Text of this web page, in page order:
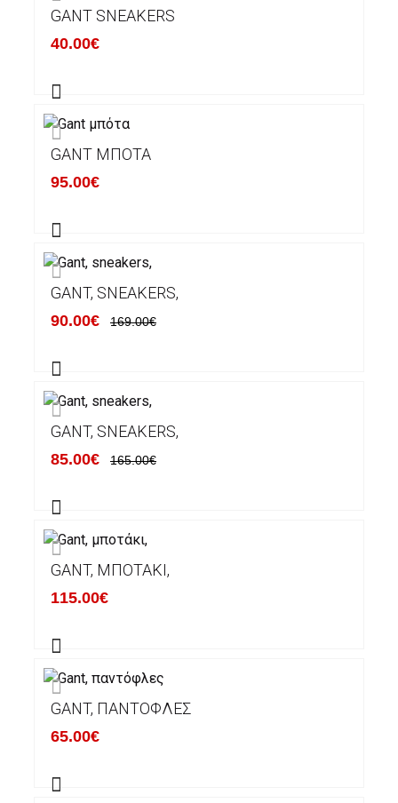
GANT SNEAKERS
40.00€
GANT ΜΠΌΤΑ
95.00€
GANT, SNEAKERS,
90.00€ 169.00€
GANT, SNEAKERS,
85.00€ 165.00€
GANT, ΜΠΟΤΆΚΙ,
115.00€
GANT, ΠΑΝΤΌΦΛΕΣ
65.00€